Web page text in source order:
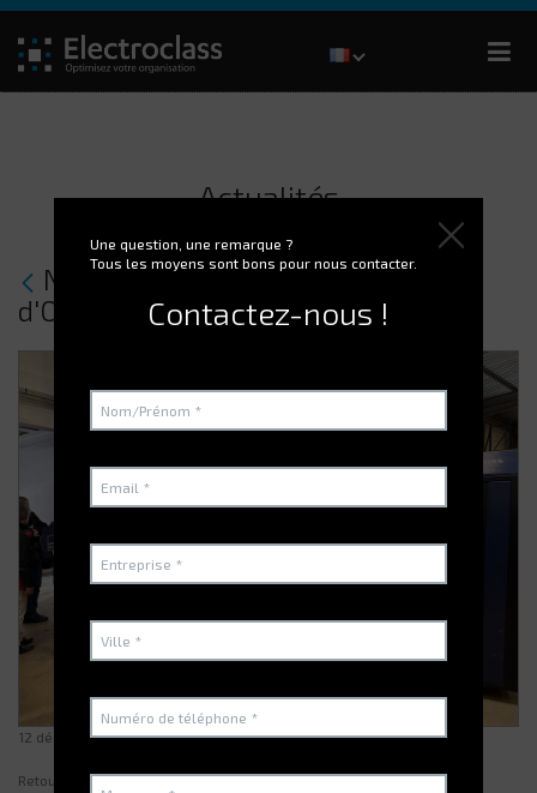
Actualités
Nous étions à la journée technique
d'Orexad le 01/12/2022!
12 décembre 2022
Retour sur la journée du 1er décembre 2022 !
Une question, une remarque ?
Tous les moyens sont bons pour nous contacter.
Contactez-nous !